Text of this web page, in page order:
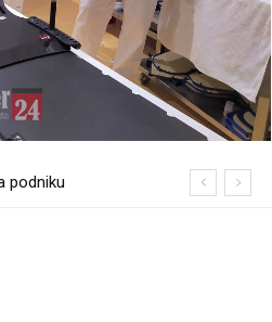
– Šúrovce